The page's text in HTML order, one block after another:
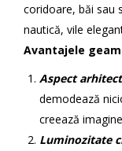
coridoare, băi sau
nautică, vile
Avantajele
Aspect
demodează
creează
Luminozitate